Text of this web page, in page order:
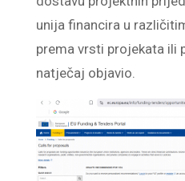
unija financira u
prema vrsti projekata ili
natječaj objavio.